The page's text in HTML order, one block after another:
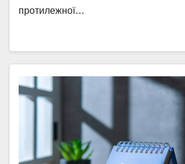
протилежної…